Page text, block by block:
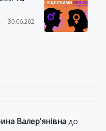
30.06.202
Валер'янівнадо